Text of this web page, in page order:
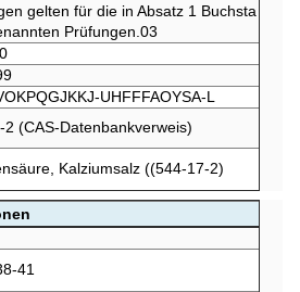
gelten für die in Absatz 1 Buchsta
Prüfungen.03
UHFFFAOYSA-L
2 (CAS-Datenbankverweis)
Kalziumsalz ((544-17-2)
41